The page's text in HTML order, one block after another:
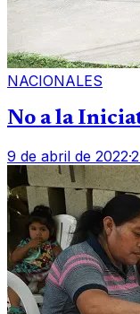
NACIONALES
No a la
9 de abril de 2022·